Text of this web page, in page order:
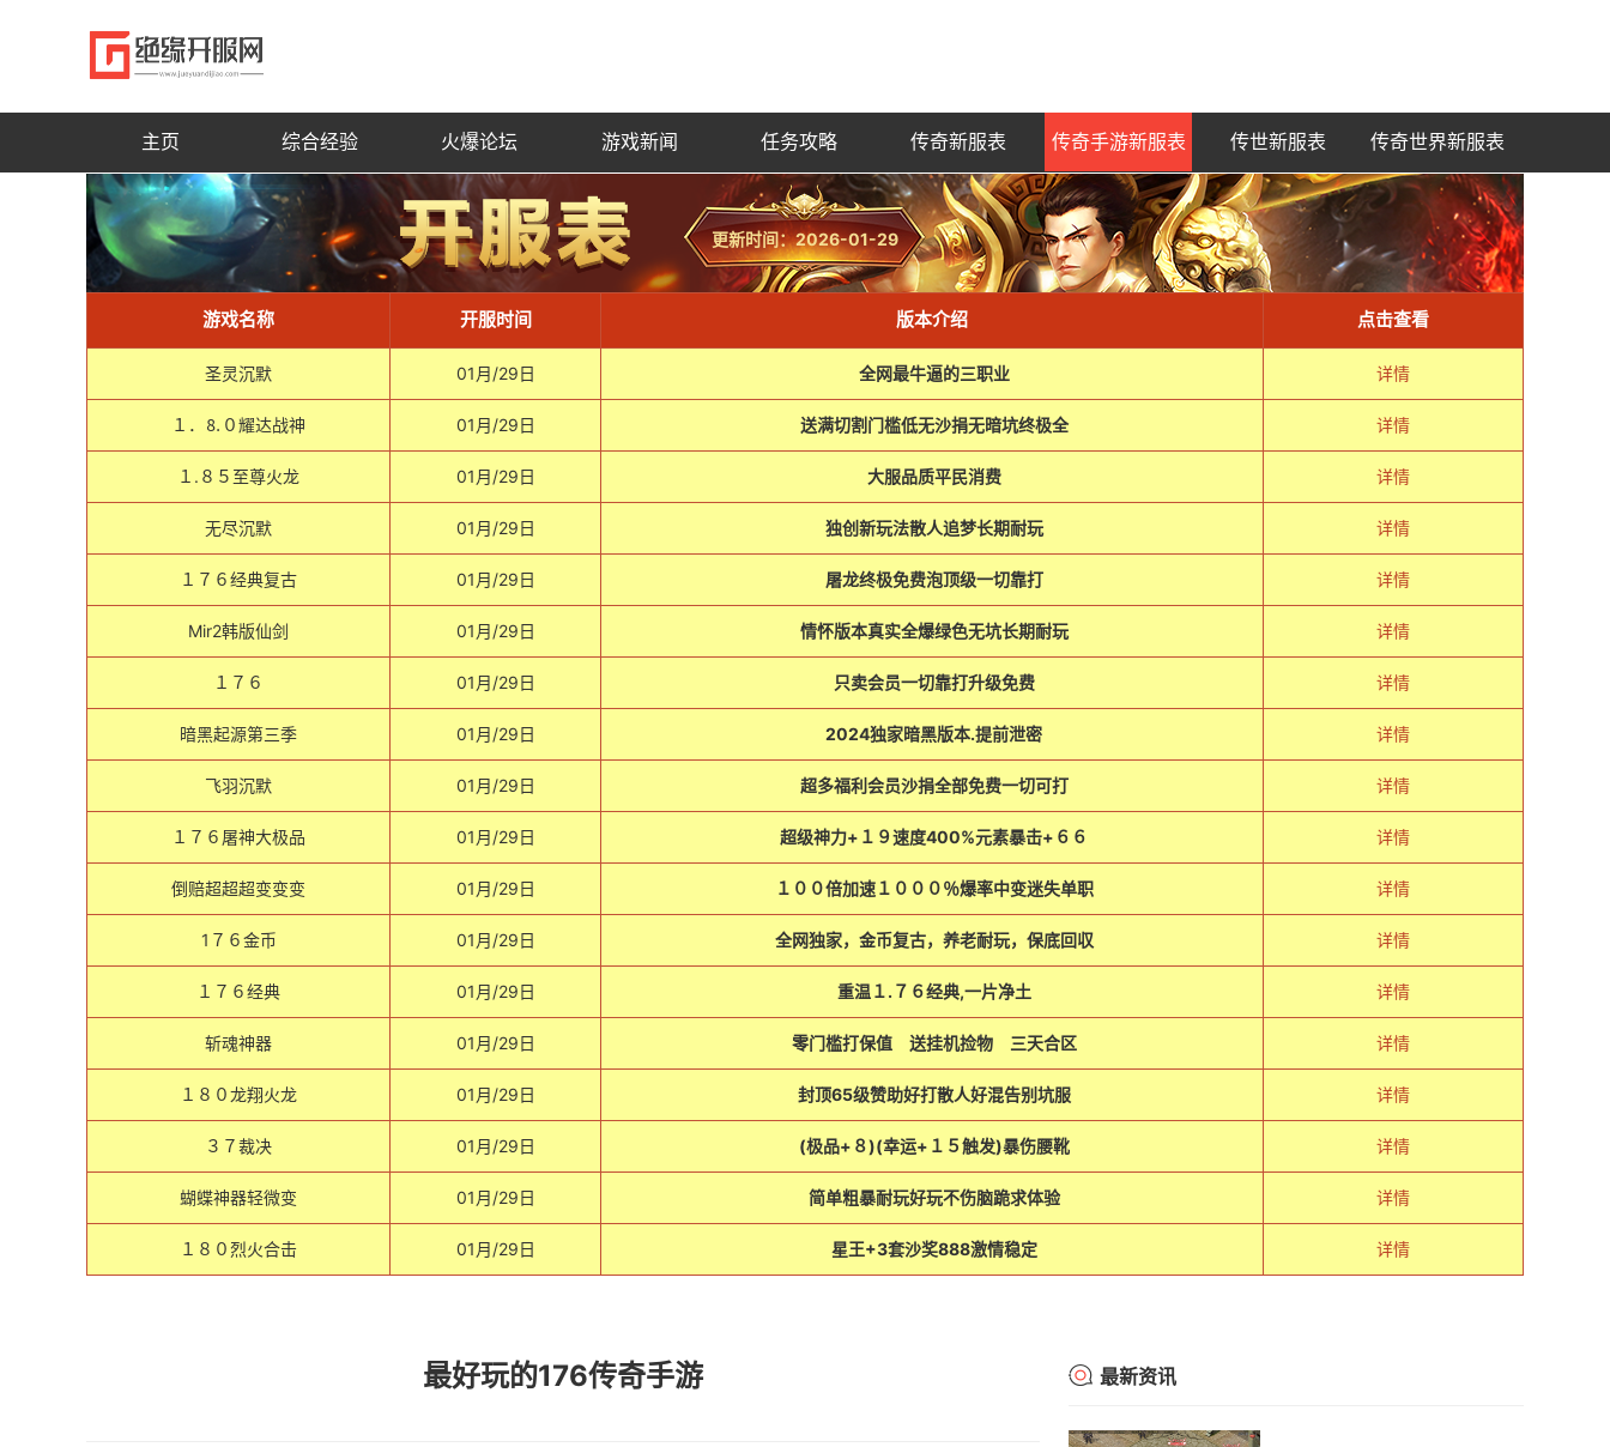
主页 综合经验 火爆论坛 游戏新闻 任务攻略 传奇新服表 传奇手游新服表 传世新服表 传奇世界新服表
更新时间：2026-01-29
游戏名称 开服时间 版本介绍 点击查看
圣灵沉默 01月/29日 全网最牛逼的三职业 详情
１．⒏０耀达战神 01月/29日 送满切割门槛低无沙捐无暗坑终极全 详情
１.８５至尊火龙 01月/29日 大服品质平民消费 详情
无尽沉默 01月/29日 独创新玩法散人追梦长期耐玩 详情
１７６经典复古 01月/29日 屠龙终极免费泡顶级一切靠打 详情
Mir2韩版仙剑 01月/29日 情怀版本真实全爆绿色无坑长期耐玩 详情
１７６ 01月/29日 只卖会员一切靠打升级免费 详情
暗黑起源第三季 01月/29日 2024独家暗黑版本.提前泄密 详情
飞羽沉默 01月/29日 超多福利会员沙捐全部免费一切可打 详情
１７６屠神大极品 01月/29日 超级神力+１９速度400%元素暴击+６６ 详情
倒赔超超超变变变 01月/29日 １００倍加速１０００％爆率中变迷失单职 详情
1７６金币 01月/29日 全网独家，金币复古，养老耐玩，保底回収 详情
１７６经典 01月/29日 重温１.７６经典,一片净土 详情
斩魂神器 01月/29日 零门槛打保值 送挂机捡物 三天合区 详情
１８０龙翔火龙 01月/29日 封顶65级赞助好打散人好混告别坑服 详情
３７裁决 01月/29日 (极品+８)(幸运+１５触发)暴伤腰靴 详情
蝴蝶神器轻微变 01月/29日 简单粗暴耐玩好玩不伤脑跪求体验 详情
１８０烈火合击 01月/29日 星王+3套沙奖888激情稳定 详情
最好玩的176传奇手游 最新资讯